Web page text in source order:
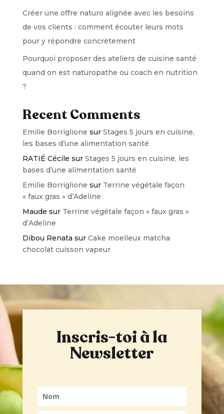
Créer une offre naturo alignée avec les besoins
de vos clients : comment écouter leurs mots
pour y répondre concrètement
Pourquoi proposer des ateliers de cuisine santé
quand on est naturopathe ou coach en nutrition
?
Recent Comments
Emilie Borriglione sur Stages 5 jours en cuisine,
les bases d’une alimentation santé
RATIÉ Cécile sur Stages 5 jours en cuisine, les
bases d’une alimentation santé
Emilie Borriglione sur Terrine végétale façon
« faux gras » d’Adeline
Maude sur Terrine végétale façon « faux gras »
d’Adeline
Dibou Renata sur Cake moelleux matcha
chocolat cuisson vapeur
Inscris-toi à la
Newsletter